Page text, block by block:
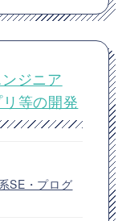
ジニア
等の開発
SE・プログ